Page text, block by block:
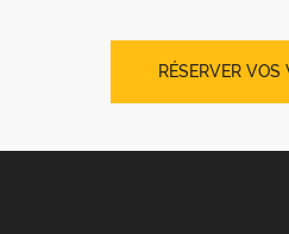
RÉSERVER VOS